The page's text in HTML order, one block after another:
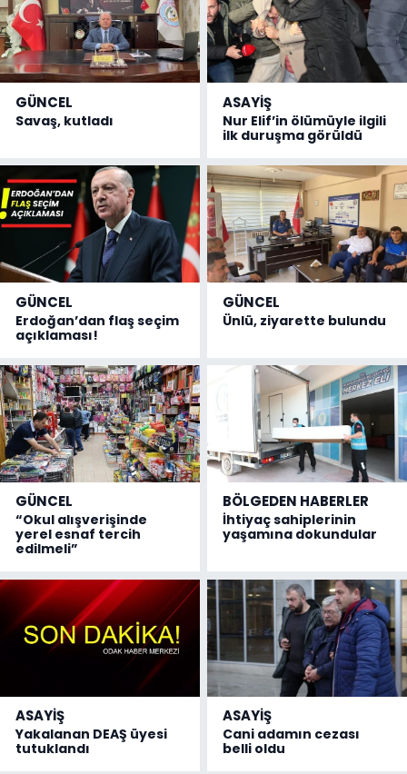
GÜNCEL
Savaş, kutladı
ASAYİŞ
Nur Elif’in ölümüyle ilgili
ilk duruşma görüldü
GÜNCEL
Erdoğan’dan flaş seçim
açıklaması!
GÜNCEL
Ünlü, ziyarette bulundu
GÜNCEL
“Okul alışverişinde
yerel esnaf tercih
edilmeli”
BÖLGEDEN HABERLER
İhtiyaç sahiplerinin
yaşamına dokundular
ASAYİŞ
Yakalanan DEAŞ üyesi
tutuklandı
ASAYİŞ
Cani adamın cezası
belli oldu